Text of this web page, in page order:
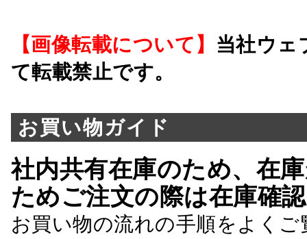
【画像転載について】 当社ウェ
て転載禁止です。
お買い物ガイド
社内共有在庫のため、在
ためご注文の際は在庫確
お買い物の流れの手順をよくご